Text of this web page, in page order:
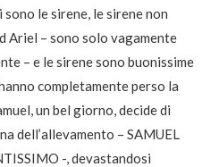
sono le sirene, le sirene non
Ariel – sono solo vagamente
– e le sirene sono buonissime
completamente perso la
un bel giorno, decide di
dell’allevamento – SAMUEL
-, devastandosi